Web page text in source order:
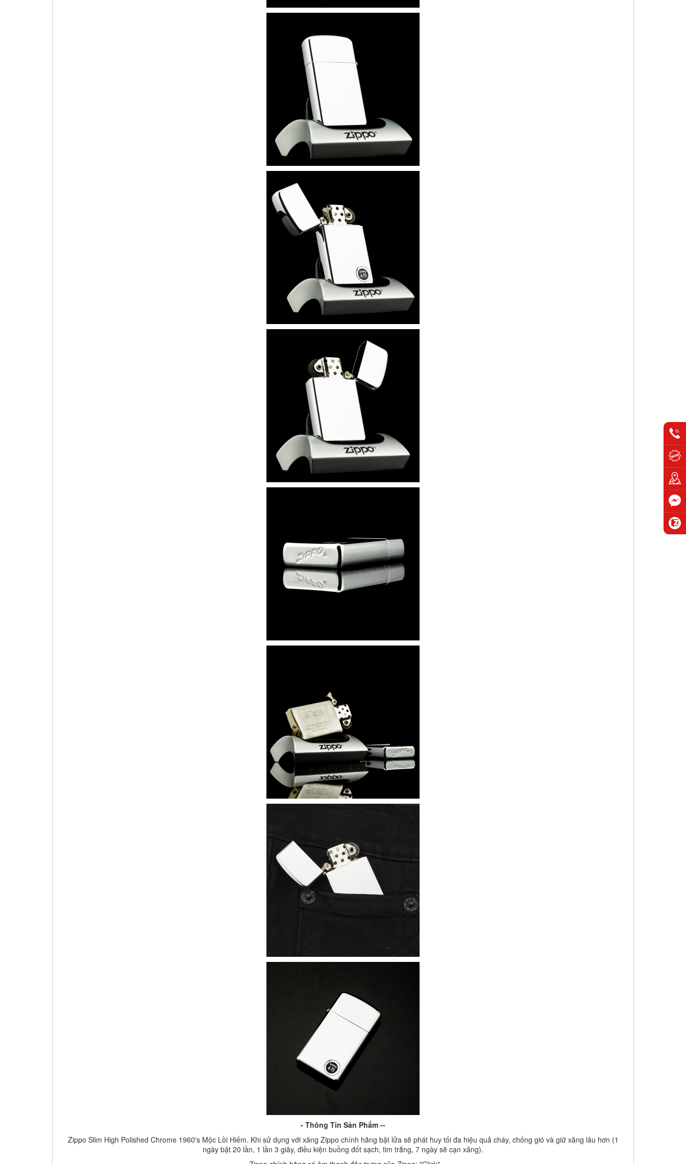
- Thông Tin Sản Phẩm --
Zippo Slim High Polished Chrome 1960's Mộc Lồi Hiếm. Khi sử dụng với xăng Zippo chính hãng bật lửa sẽ phát huy tối đa hiệu quả cháy, chống gió và giữ xăng lâu hơn (1
ngày bật 20 lần, 1 lần 3 giây, điều kiện buồng đốt sạch, tim trắng, 7 ngày sẽ cạn xăng).